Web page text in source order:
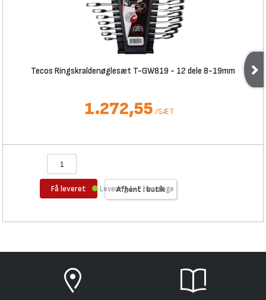
Tecos Ringskraldenøglesæt T-GW819 - 12 dele 8-19mm
1.272,55 /SÆT
Få leveret Afhent i butik
Levering 1-2 hverdage